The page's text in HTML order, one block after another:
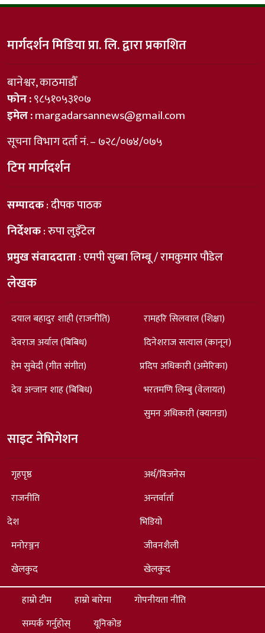
मार्गदर्शन मिडिया प्रा. लि. द्वारा प्रकाशित
बानेश्वर, काठमाडौँ
फोन :९८५१०५३१०७
इमेल :margadarsannews@gmail.com
सूचना विभाग दर्ता नं. – ७२८/०७४/०७५
टिम मार्गदर्शन
सम्पादक: दीपक पाठक
निर्देशक: रुपा लुइँटेल
प्रमुख संवाददाता: एमपी सुब्बा लिम्बू / रामकुमार पौडेल
लेखक
दयाल बहादुर शाही (राजनीति)
देवराज अर्याल (बिबिध)
हेम सुबेदी (गीत संगीत)
देव अन्जान शाह (बिबिध)
रामहरि सिलवाल (शिक्षा)
दिनेशराज सत्याल (कानून)
प्रदिप अधिकारी (अमेरिका)
भरतमणि लिम्बु (वेलायत)
सुमन अधिकारी (क्यानडा)
साइट नेभिगेशन
गृहपृष्ठ
राजनीति
देश
मनोरञ्जन
खेलकुद
अर्थ/विजनेस
अन्तर्वार्ता
भिडियो
जीवनशैली
खेलकुद
हाम्रो टीम
हाम्रो बारेमा
गोपनीयता नीति
सम्पर्क गर्नुहोस्
यूनिकोड